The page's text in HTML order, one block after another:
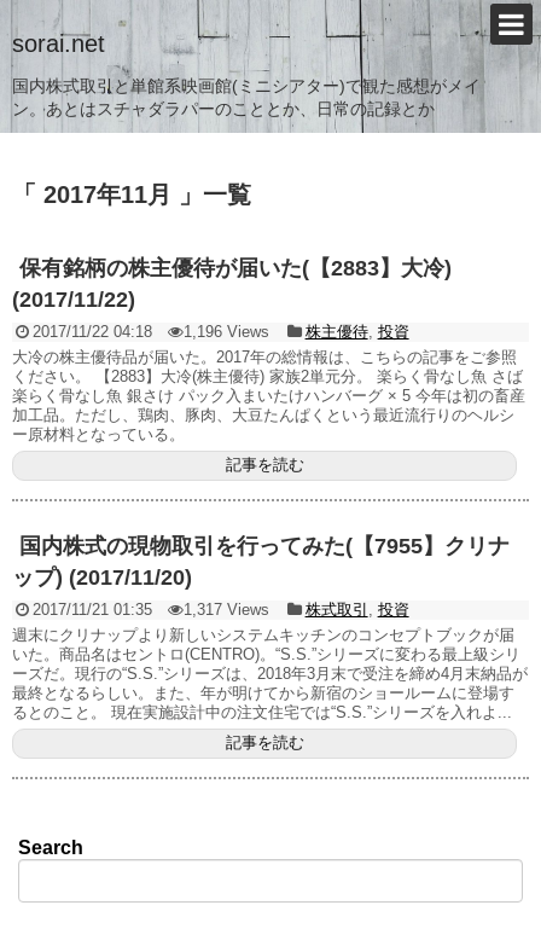
sorai.net
国内株式取引と単館系映画館(ミニシアター)で観た感想がメイ
ン。あとはスチャダラパーのこととか、日常の記録とか
「 2017年11月 」一覧
保有銘柄の株主優待が届いた(【2883】大冷)
(2017/11/22)
2017/11/22 04:18 1,196 Views 株主優待, 投資
大冷の株主優待品が届いた。2017年の総情報は、こちらの記事をご参照
ください。 【2883】大冷(株主優待) 家族2単元分。 楽らく骨なし魚 さば
楽らく骨なし魚 銀さけ パック入まいたけハンバーグ × 5 今年は初の畜産
加工品。ただし、鶏肉、豚肉、大豆たんぱくという最近流行りのヘルシ
ー原材料となっている。
記事を読む
国内株式の現物取引を行ってみた(【7955】クリナ
ップ) (2017/11/20)
2017/11/21 01:35 1,317 Views 株式取引
投資
週末にクリナップより新しいシステムキッチンのコンセプトブックが届
いた。商品名はセントロ(CENTRO)。“S.S.”シリーズに変わる最上級シリ
ーズだ。現行の“S.S.”シリーズは、2018年3月末で受注を締め4月末納品が
最終となるらしい。また、年が明けてから新宿のショールームに登場す
るとのこと。 現在実施設計中の注文住宅では“S.S.”シリーズを入れよ...
記事を読む
Search